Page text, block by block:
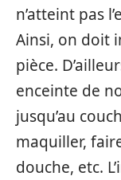
n’atteint pas
Ainsi, on doit
pièce.
enceinte de
jusqu’au
maquiller,
douche, etc.